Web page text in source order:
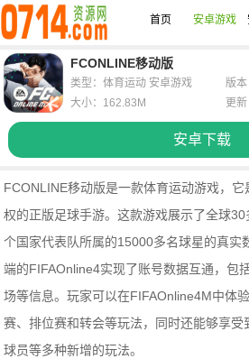
首页 安卓游戏
FCONLINE移动版
安卓下载
类型：体育运动 安卓游戏
版
大小：162.83M
更
FCONLINE移动版是一款体育运动游戏，
权的正版足球手游。这款游戏展示了全球
个国家代表队所属的15000多名球星的真实
端的FIFAOnline4实现了账号数据互通，包
场等信息。玩家可以在FIFAOnline4M中体
赛、排位赛和转会等玩法，同时还能够享
球员等多种新增的玩法。